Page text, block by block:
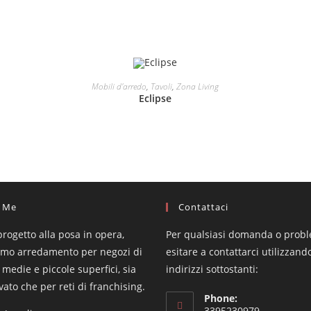
LEGGI TUTTO
Mobili d'arredo, Tavoli,Zona Living
Eclipse
alla posa in opera,
arredamento per negozi di
e piccole superfici, sia
che per reti di franchising.
Contattaci
Per qualsiasi domanda o
esitare a contattarci
indirizzi sottostanti:
Phone: